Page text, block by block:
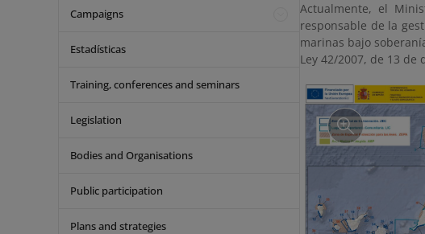
Campaigns
Estadísticas
Training, conferences and seminars
Legislation
Bodies and Organisations
Public participation
Plans and strategies
Actualmente, el
responsable de la
marinas bajo
Ley 42/2007, de 13